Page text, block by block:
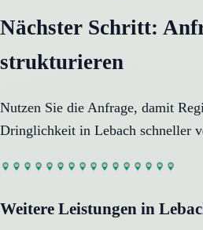
Nächster Schritt:
strukturieren
Nutzen Sie die Anfrage, damit
Dringlichkeit in Lebach schneller
Weitere Leistungen in